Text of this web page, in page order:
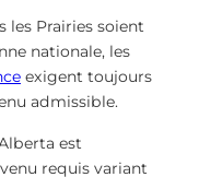
les Prairies soient
nationale, les
exigent toujours
admissible.
est
requis variant